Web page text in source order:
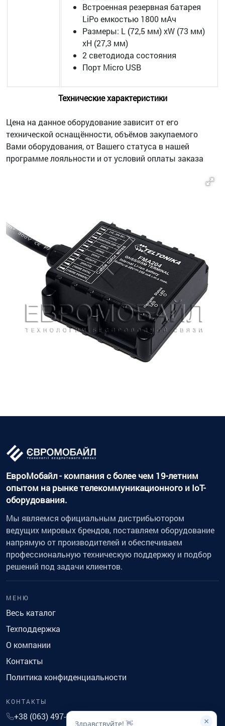
Здравствуйте! 👋 ×
Технические характеристики
Встроенная резервная батарея
LiPo емкостью 1800 мАч
Размеры: L (72,5 мм) xW (73 мм)
xH (27,3 мм)
2 светодиода состояния
Порт Micro USB
Цена на данное оборудование зависит от его
технической оснащённости, объёмов закупаемого
Вами оборудования, от Вашего статуса в нашей
программе лояльности и от условий оплаты заказа
ЕвроМобайл - компания с более чем 19-летним
опытом на рынке телекоммуникационного и IoT-
оборудования.
Мы являемся официальным дистрибьютором
ведущих мировых брендов, поставляем оборудование
напрямую от производителей и обеспечиваем
профессиональную техническую поддержку и подбор
решений под задачи клиентов.
МЕНЮ
Весь каталог
Техподдержка
О компании
Контакты
Политика конфиденциальности
КОНТАКТЫ
+38 (063) 497-14-41